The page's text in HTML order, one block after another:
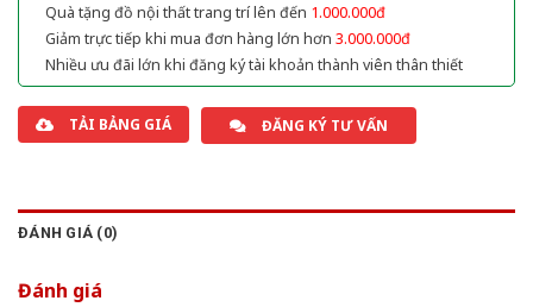
Quà tặng đồ nội thất trang trí lên đến 1.000.000đ
Giảm trực tiếp khi mua đơn hàng lớn hơn 3.000.000đ
Nhiều ưu đãi lớn khi đăng ký tài khoản thành viên thân thiết
TẢI BẢNG GIÁ ĐĂNG KÝ TƯ VẤN
ĐÁNH GIÁ (0)
Đánh giá